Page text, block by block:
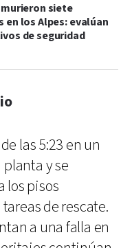
murieron siete
en los Alpes: evalúan
de seguridad
las 5:23 en un
y se
los pisos
de rescate.
a una falla en